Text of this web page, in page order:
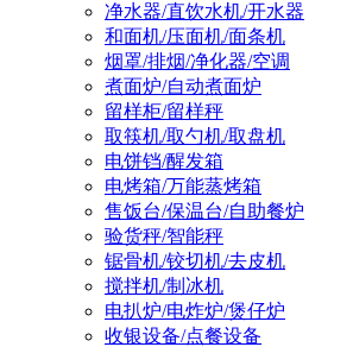
净水器/直饮水机/开水器
和面机/压面机/面条机
烟罩/排烟/净化器/空调
煮面炉/自动煮面炉
留样柜/留样秤
取筷机/取勺机/取盘机
电饼铛/醒发箱
电烤箱/万能蒸烤箱
售饭台/保温台/自助餐炉
验货秤/智能秤
锯骨机/铰切机/去皮机
搅拌机/制冰机
电扒炉/电炸炉/煲仔炉
收银设备/点餐设备